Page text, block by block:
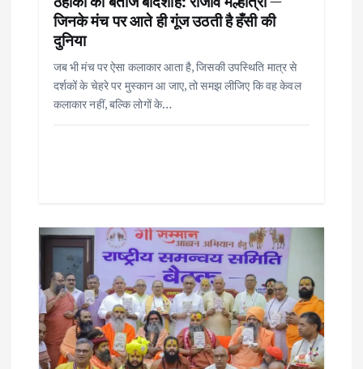
जिनके मंच पर आते ही गूंज उठती है हँसी की
दुनिया
जब भी मंच पर ऐसा कलाकार आता है, जिसकी उपस्थिति मात्र से
दर्शकों के चेहरे पर मुस्कान आ जाए, तो समझ लीजिए कि वह केवल
कलाकार नहीं, बल्कि लोगों के…